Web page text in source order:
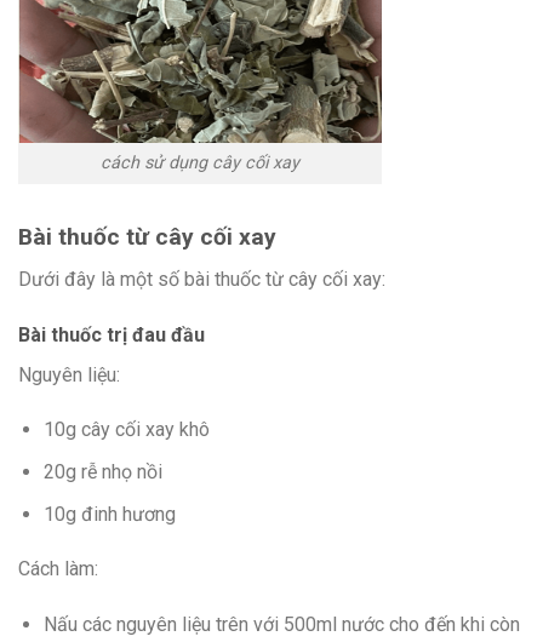
cách sử dụng cây cối xay
Bài thuốc từ cây cối xay
Dưới đây là một số bài thuốc từ cây cối xay:
Bài thuốc trị đau đầu
Nguyên liệu:
10g cây cối xay khô
20g rễ nhọ nồi
10g đinh hương
Cách làm:
Nấu các nguyên liệu trên với 500ml nước cho đến khi còn